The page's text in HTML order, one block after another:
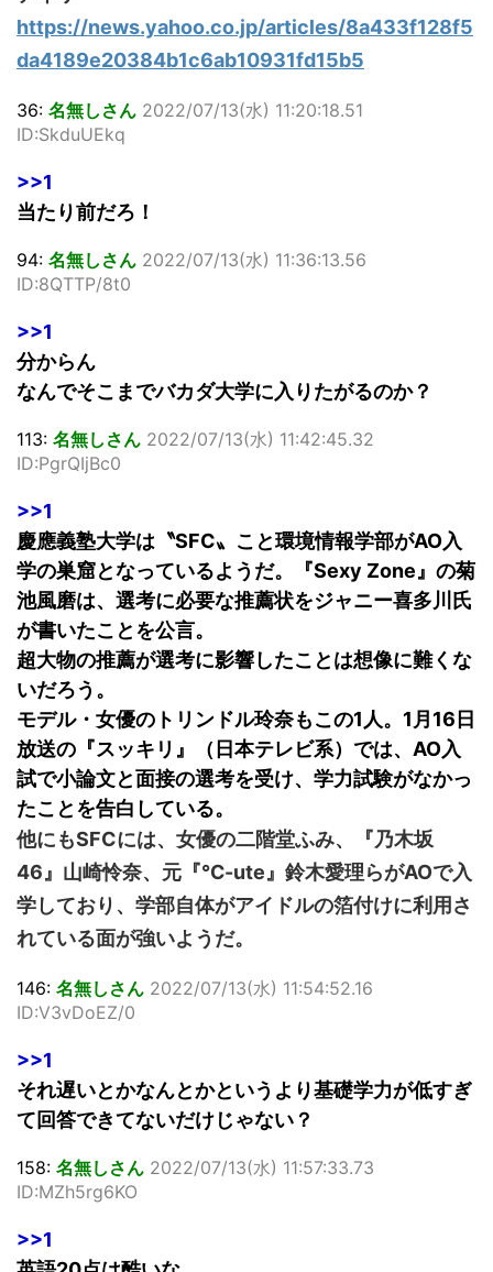
https://news.yahoo.co.jp/articles/8a433f128f5
da4189e20384b1c6ab10931fd15b5
36: 名無しさん 2022/07/13(水) 11:20:18.51
ID:SkduUEkq
>>1
当たり前だろ！
94: 名無しさん 2022/07/13(水) 11:36:13.56
ID:8QTTP/8t0
>>1
分からん
なんでそこまでバカダ大学に入りたがるのか？
113: 名無しさん 2022/07/13(水) 11:42:45.32
ID:PgrQIjBc0
>>1
慶應義塾大学は〝SFC〟こと環境情報学部がAO入
学の巣窟となっているようだ。『Sexy Zone』の菊
池風磨は、選考に必要な推薦状をジャニー喜多川氏
が書いたことを公言。
超大物の推薦が選考に影響したことは想像に難くな
いだろう。
モデル・女優のトリンドル玲奈もこの1人。1月16日
放送の『スッキリ』（日本テレビ系）では、AO入
試で小論文と面接の選考を受け、学力試験がなかっ
たことを告白している。
他にもSFCには、女優の二階堂ふみ、『乃木坂
46』山崎怜奈、元『℃-ute』鈴木愛理らがAOで入
学しており、学部自体がアイドルの箔付けに利用さ
れている面が強いようだ。
146: 名無しさん 2022/07/13(水) 11:54:52.16
ID:V3vDoEZ/0
>>1
それ遅いとかなんとかというより基礎学力が低すぎ
て回答できてないだけじゃない？
158: 名無しさん 2022/07/13(水) 11:57:33.73
ID:MZh5rg6KO
>>1